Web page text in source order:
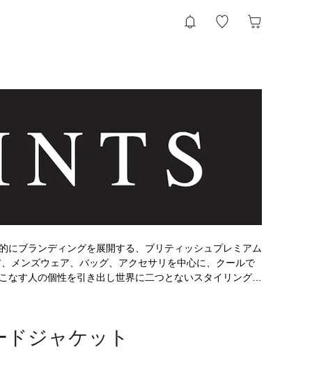
にブランディングを展開する、ブリティッシュプレミアム
メンズウェア、バッグ、アクセサリを中心に、クールで
す人の個性を引き出し世界に二つとないスタイリングに
ドジャケット